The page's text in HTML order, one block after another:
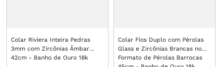
Colar Riviera Inteira Pedras
3mm com Zircônias Âmbar
42cm - Banho de Ouro 18k
Colar Fios Duplo com Pérolas
Glass e Zircônias Brancas no
Formato de Pérolas Barrocas